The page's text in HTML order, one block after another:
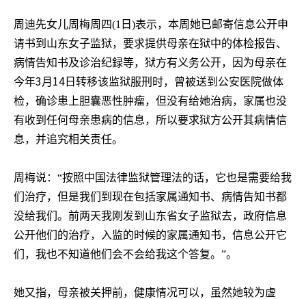
周迪先女儿周梅周四(1 日 )表示，本周她已邮寄信息公开申
请书到山东女子监狱，要求提供母亲在狱中的体检报告、
病情告知书及诊治纪録等，狱方有义务公开，因为母亲在
今年3月 14 日转移该监狱服刑时，曾被送到公安医院做体
检，确诊患上胆囊恶性肿瘤，但没有给她治病，家属也没
有收到任何母亲患病的信息，所以要求狱方公开其病情信
息，并追究相关责任。
周梅说：“按照中国法律监狱管理法的话，它也是需要给我
们治疗，但是我们到现在包括家属通知书、病情告知书都
没给我们。前两天我刚发到山东省女子监狱去，政府信息
公开他们的治疗，入监的时候的家属通知书，信息公开它
们，我也不知道他们会不会给我这个答复。”。
她又指，母亲被关押前，健康情况可以，虽然她较为虚